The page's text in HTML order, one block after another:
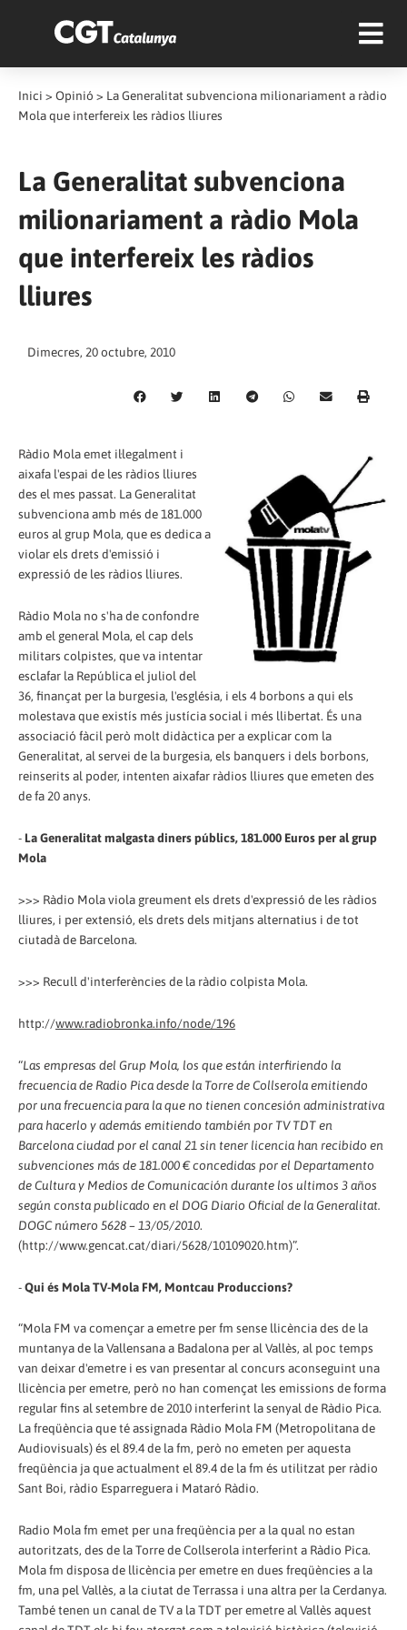
Inici > Opinió > La Generalitat subvenciona milionariament a ràdio
Mola que interfereix les ràdios lliures
La Generalitat subvenciona
milionariament a ràdio Mola
que interfereix les ràdios
lliures
Dimecres, 20 octubre, 2010
Ràdio Mola emet il·legalment i
aixafa l'espai de les ràdios lliures
des el mes passat. La Generalitat
subvenciona amb més de 181.000
euros al grup Mola, que es dedica a
violar els drets d'emissió i
expressió de les ràdios lliures.
Ràdio Mola no s'ha de confondre
amb el general Mola, el cap dels
militars colpistes, que va intentar
esclafar la República el juliol del
36, finançat per la burgesia, l'església, i els 4 borbons a qui els
molestava que existís més justícia social i més llibertat. És una
associació fàcil però molt didàctica per a explicar com la
Generalitat, al servei de la burgesia, els banquers i dels borbons,
reinserits al poder, intenten aixafar ràdios lliures que emeten des
de fa 20 anys.
- La Generalitat malgasta diners públics, 181.000 Euros per al grup
Mola
>>> Ràdio Mola viola greument els drets d'expressió de les ràdios
lliures, i per extensió, els drets dels mitjans alternatius i de tot
ciutadà de Barcelona.
>>> Recull d'interferències de la ràdio colpista Mola.
http://www.radiobronka.info/node/196
“Las empresas del Grup Mola, los que están interfiriendo la
frecuencia de Radio Pica desde la Torre de Collserola emitiendo
por una frecuencia para la que no tienen concesión administrativa
para hacerlo y además emitiendo también por TV TDT en
Barcelona ciudad por el canal 21 sin tener licencia han recibido en
subvenciones más de 181.000 € concedidas por el Departamento
de Cultura y Medios de Comunicación durante los ultimos 3 años
según consta publicado en el DOG Diario Oficial de la Generalitat.
DOGC número 5628 – 13/05/2010.
(http://www.gencat.cat/diari/5628/10109020.htm)”.
-Qui és Mola TV-Mola FM, Montcau Produccions?
“Mola FM va començar a emetre per fm sense llicència des de la
muntanya de la Vallensana a Badalona per al Vallès, al poc temps
van deixar d'emetre i es van presentar al concurs aconseguint una
llicència per emetre, però no han començat les emissions de forma
regular fins al setembre de 2010 interferint la senyal de Ràdio Pica.
La freqüència que té assignada Ràdio Mola FM (Metropolitana de
Audiovisuals) és el 89.4 de la fm, però no emeten per aquesta
freqüència ja que actualment el 89.4 de la fm és utilitzat per ràdio
Sant Boi, ràdio Esparreguera i Mataró Ràdio.
Radio Mola fm emet per una freqüència per a la qual no estan
autoritzats, des de la Torre de Collserola interferint a Ràdio Pica.
Mola fm disposa de llicència per emetre en dues freqüències a la
fm, una pel Vallès, a la ciutat de Terrassa i una altra per la Cerdanya.
També tenen un canal de TV a la TDT per emetre al Vallès aquest